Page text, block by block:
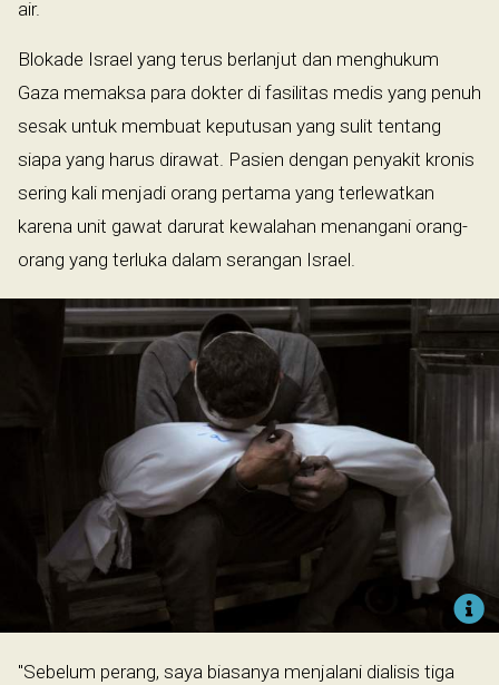
air.
Blokade Israel yang terus berlanjut dan menghukum
Gaza memaksa para dokter di fasilitas medis yang penuh
sesak untuk membuat keputusan yang sulit tentang
siapa yang harus dirawat. Pasien dengan penyakit kronis
sering kali menjadi orang pertama yang terlewatkan
karena unit gawat darurat kewalahan menangani orang-
orang yang terluka dalam serangan Israel.
"Sebelum perang, saya biasanya menjalani dialisis tiga